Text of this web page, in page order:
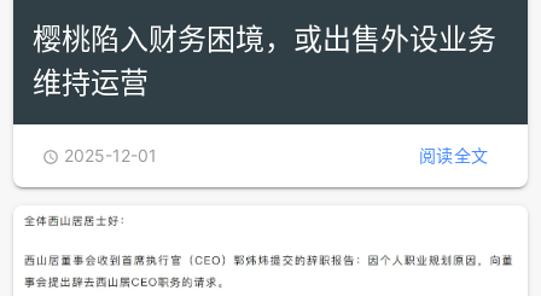
樱桃陷入财务困境，或出售外设业务
维持运营
 2025-12-01 阅读全文